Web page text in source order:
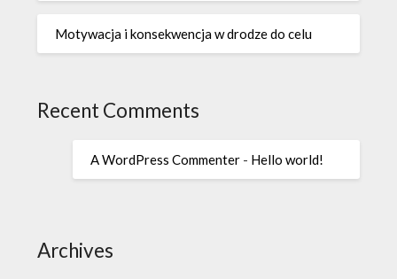
Motywacja i konsekwencja w drodze do celu
Recent Comments
A WordPress Commenter - Hello world!
Archives